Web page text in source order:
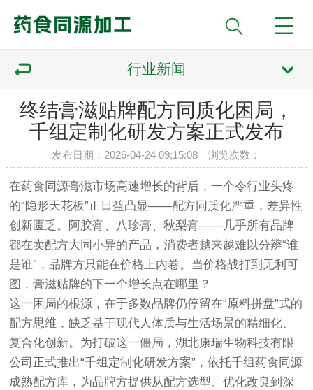
行业新闻
终结膏滋贴牌配方同质化困局，
千组定制化研发方案正式发布
发布日期：2026-04-24 09:15:08 浏览次数：
在药食同源膏滋市场高速增长的背后，一个令行业头疼
的“隐形天花板”正日益凸显——配方同质化严重，差异性
创新匮乏。阿胶膏、八珍膏、秋梨膏——几乎所有品牌
都在卖配方大同小异的产品，消费者越来越难以分辨“谁
是谁”，品牌方只能在价格上内卷。当价格战打到无利可
图，膏滋贴牌的下一个增长点在哪里？
这一困局的根源，在于多数品牌仍停留在“原料拼盘”式的
配方思维，缺乏基于现代人体质与生活场景的精细化、
复合化创新。为打破这一僵局，湖北康瑞生物科技有限
公司正式推出“千组定制化研发方案”，依托千组药食同源
成熟配方库，为品牌方提供从配方选型、优化改良到深